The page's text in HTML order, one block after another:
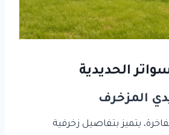
الحديدية
يتميز بتفاصيل زخرفية